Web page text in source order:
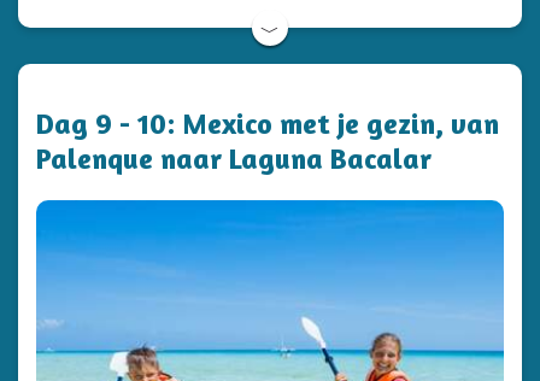
﹀
Dag 9 - 10: Mexico met je gezin, van
Palenque naar Laguna Bacalar